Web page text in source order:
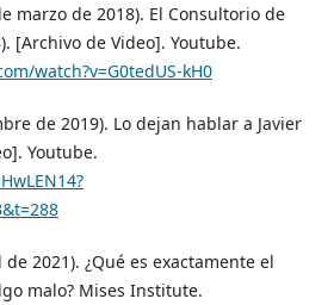
marzo de 2018). El Consultorio de
[Archivo de Video]. Youtube.
watch?v=G0tedUS-kH0
de 2019). Lo dejan hablar a Javier
Youtube.
2021). ¿Qué es exactamente el
malo? Mises Institute.